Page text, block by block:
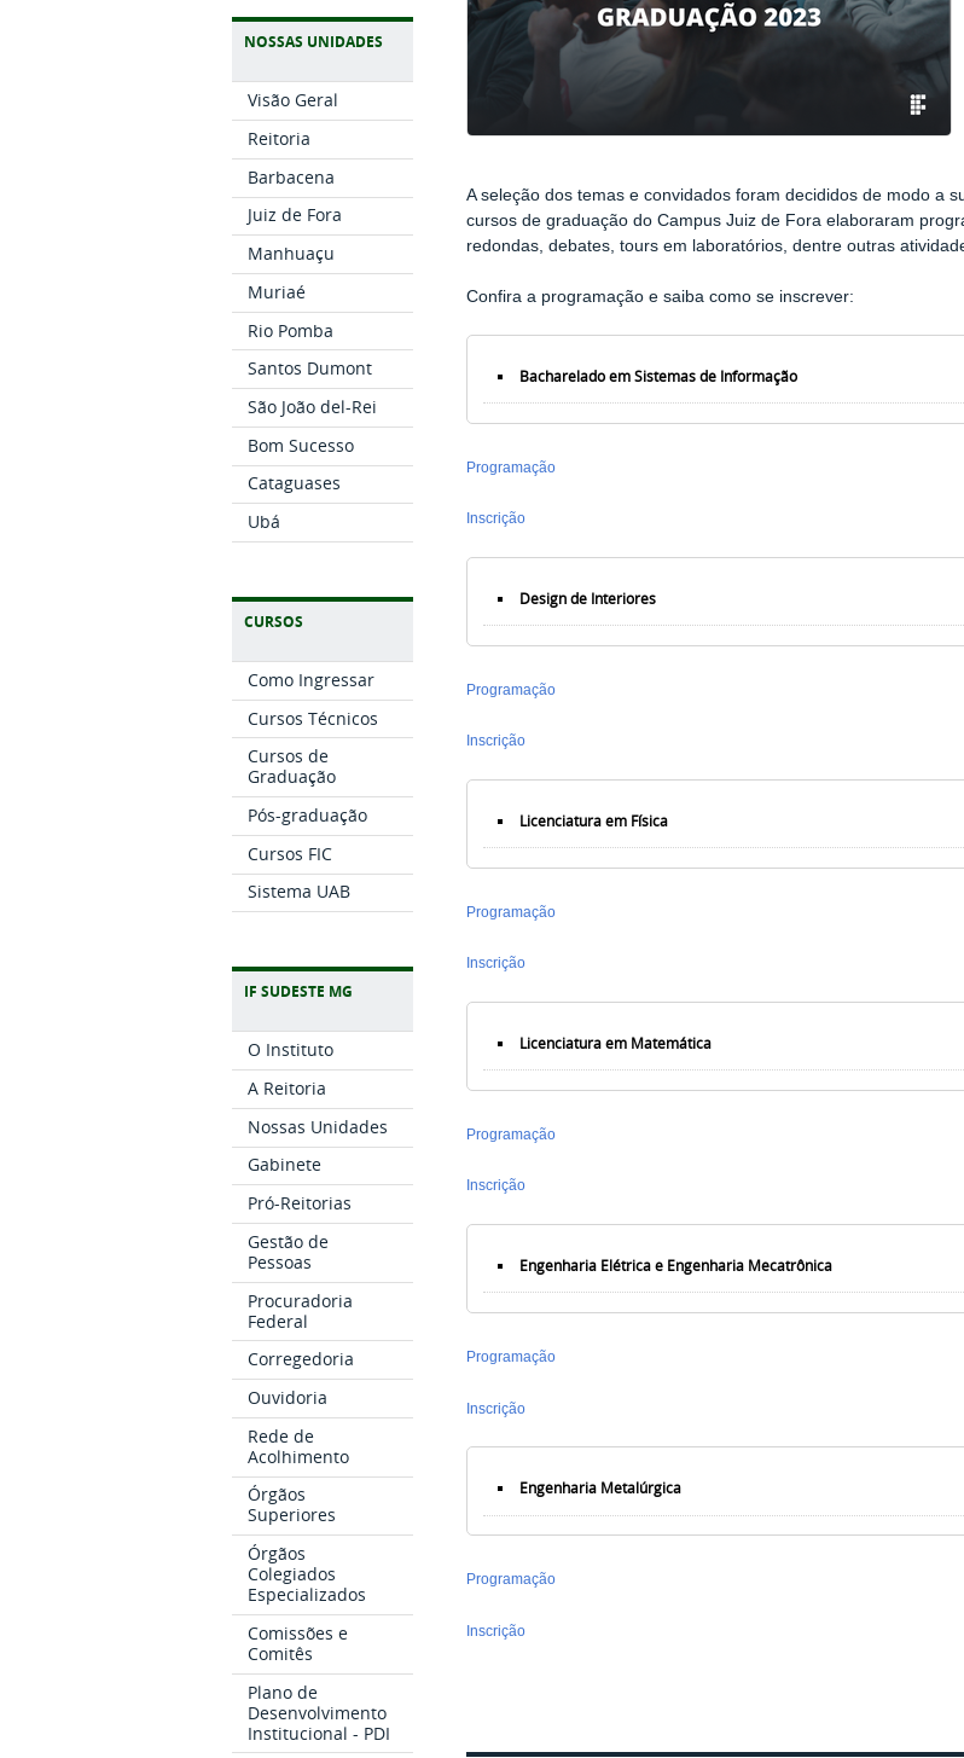
NOSSAS UNIDADES
Visão Geral
Reitoria
Barbacena
Juiz de Fora
Manhuaçu
Muriaé
Rio Pomba
Santos Dumont
São João del-Rei
Bom Sucesso
Cataguases
Ubá
CURSOS
Como Ingressar
Cursos Técnicos
Cursos de
Graduação
Pós-graduação
Cursos FIC
Sistema UAB
IF SUDESTE MG
O Instituto
A Reitoria
Nossas Unidades
Gabinete
Pró-Reitorias
Gestão de
Pessoas
Procuradoria
Federal
Corregedoria
Ouvidoria
Rede de
Acolhimento
Órgãos
Superiores
Órgãos
Colegiados
Especializados
Comissões e
Comitês
Plano de
Desenvolvimento
Institucional - PDI
A seleção dos temas e convidados foram decididos de modo a
cursos de graduação do Campus Juiz de Fora elaboraram
redondas, debates, tours em laboratórios, dentre outras
Confira a programação e saiba como se inscrever:
Bacharelado em Sistemas de Informação
Programação
Inscrição
Design de Interiores
Programação
Inscrição
Licenciatura em Física
Programação
Inscrição
Licenciatura em Matemática
Programação
Inscrição
Engenharia Elétrica e Engenharia Mecatrônica
Programação
Inscrição
Engenharia Metalúrgica
Programação
Inscrição